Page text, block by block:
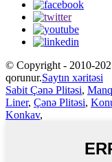
© Copyright - 2010-
qorunur.Saytın xəritəsi
Sabit Çənə Plitəsi,
Liner, Çənə Plitəsi,
Konkav,